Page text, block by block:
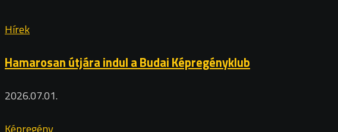
Hírek
Hamarosan útjára indul a Budai Képregényklub
2026.07.01.
Képregény